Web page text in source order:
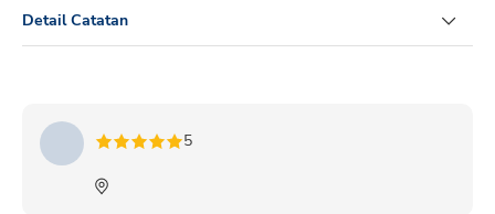
Detail Catatan
5